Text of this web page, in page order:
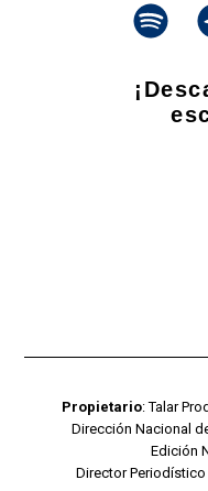
Propietario: Talar
Dirección Nacional
Edición
Director